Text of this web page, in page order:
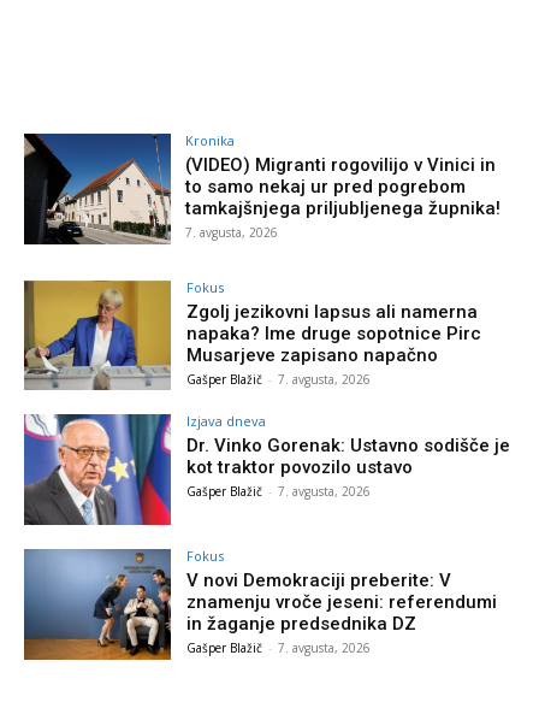
Kronika
(VIDEO) Migranti rogovilijo v Vinici in
to samo nekaj ur pred pogrebom
tamkajšnjega priljubljenega župnika!
7. avgusta, 2026
Fokus
Zgolj jezikovni lapsus ali namerna
napaka? Ime druge sopotnice Pirc
Musarjeve zapisano napačno
Gašper Blažič - 7. avgusta, 2026
Izjava dneva
Dr. Vinko Gorenak: Ustavno sodišče je
kot traktor povozilo ustavo
Gašper Blažič - 7. avgusta, 2026
Fokus
V novi Demokraciji preberite: V
znamenju vroče jeseni: referendumi
in žaganje predsednika DZ
Gašper Blažič - 7. avgusta, 2026